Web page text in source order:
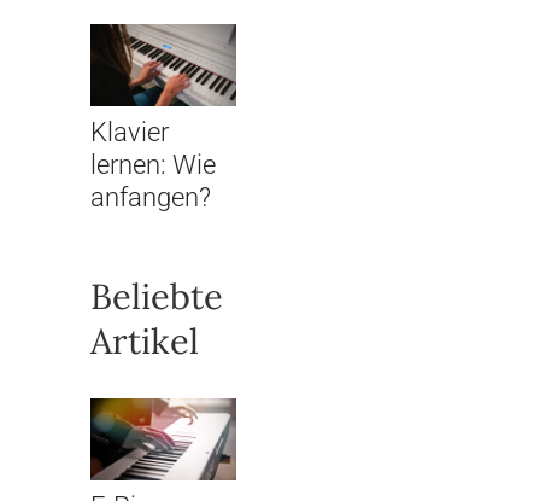
Klavier
lernen: Wie
anfangen?
Beliebte
Artikel